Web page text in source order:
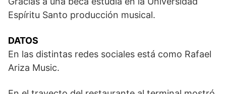
Espíritu Santo producción musical.
DATOS
En las distintas redes sociales está como Rafael
Ariza Music.